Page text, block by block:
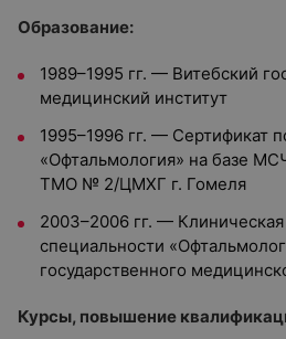
Образование:
1989–1995 гг. — Витебский
медицинский институт
1995–1996 гг. — Сертификат
«Офтальмология» на базе
ТМО № 2/ЦМХГ г. Гомеля
2003–2006 гг. —
специальности
государственного
Курсы, повышение